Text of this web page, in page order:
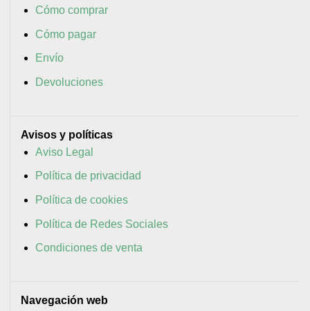
Cómo comprar
Cómo pagar
Envío
Devoluciones
Avisos y políticas
Aviso Legal
Política de privacidad
Política de cookies
Política de Redes Sociales
Condiciones de venta
Navegación web